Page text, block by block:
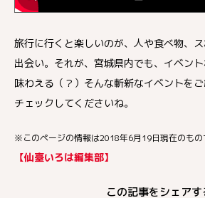
旅行に行くと楽しいのが、人や食べ物、
出会い。それが、宮城県内でも、イベン
味わえる（？）そんな斬新なイベントを
チェックしてくださいね。
※このページの情報は2018年6月19日現在のもの
【仙臺いろは編集部】
この記事をシェアす